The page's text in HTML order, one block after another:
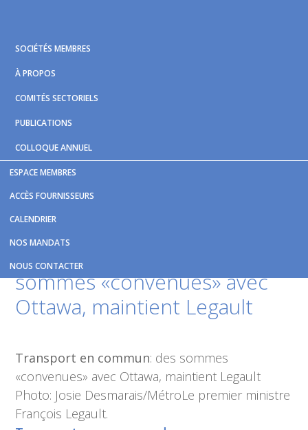
primary
navigation
main
content
footer
ESPACE MEMBRES
ACCÈS FOURNISSEURS
CALENDRIER
NOS MANDATS
NOUS CONTACTER
SOCIÉTÉS MEMBRES
À PROPOS
COMITÉS SECTORIELS
PUBLICATIONS
COLLOQUE ANNUEL
Vous êtes ici :Accueil
Ottawa, maintient Legault
Transport en commun
sommes «convenues» avec
Ottawa, maintient Legault
Transport en commun: des sommes
«convenues» avec Ottawa, maintient Legault
Photo: Josie Desmarais/MétroLe premier ministre
François Legault.